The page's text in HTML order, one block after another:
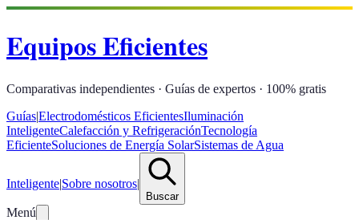
Equipos Eficientes
Comparativas independientes · Guías de expertos · 100% gratis
Guías|Electrodomésticos EficientesIluminación
InteligenteCalefacción y RefrigeraciónTecnología
EficienteSoluciones de Energía SolarSistemas de Agua
Inteligente|Sobre nosotros|
Buscar
Menú